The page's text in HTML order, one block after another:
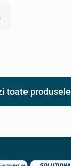
toate produsele